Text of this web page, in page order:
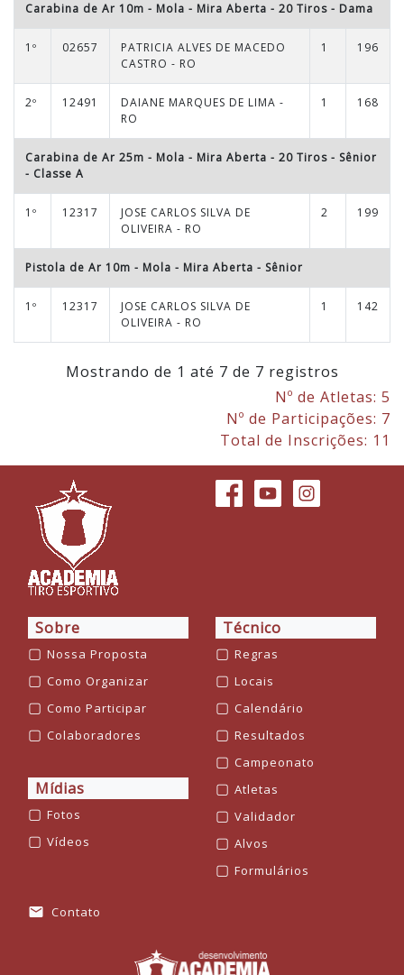
Carabina de Ar 10m - Mola - Mira Aberta - 20 Tiros - Dama
1º 02657
PATRICIA ALVES DE MACEDO
CASTRO - RO
1 196
2º 12491
DAIANE MARQUES DE LIMA -
RO
1 168
Carabina de Ar 25m - Mola - Mira Aberta - 20 Tiros - Sênior
- Classe A
1º 12317
JOSE CARLOS SILVA DE
OLIVEIRA - RO
2 199
Pistola de Ar 10m - Mola - Mira Aberta - Sênior
1º 12317
JOSE CARLOS SILVA DE
OLIVEIRA - RO
1 142
Mostrando de 1 até 7 de 7 registros
Nº de Atletas: 5
Nº de Participações: 7
Total de Inscrições: 11
Sobre
▢ Nossa Proposta
▢ Como Organizar
▢ Como Participar
▢ Colaboradores
Técnico
▢ Regras
▢ Locais
▢ Calendário
▢ Resultados
▢ Campeonato
▢ Atletas
▢ Validador
▢ Alvos
▢ Formulários
Mídias
▢ Fotos
▢ Vídeos
mail Contato